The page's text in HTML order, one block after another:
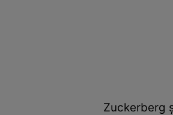
Zuckerberg